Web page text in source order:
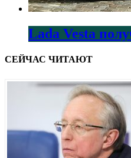
Lada Vesta
СЕЙЧАС ЧИТАЮТ